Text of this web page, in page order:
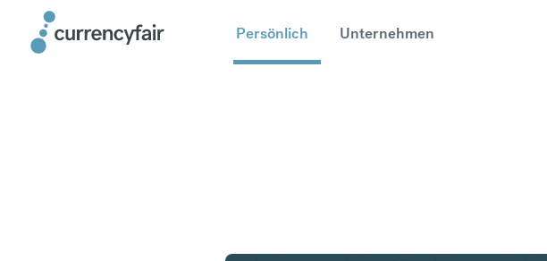
Persönlich Unternehmen